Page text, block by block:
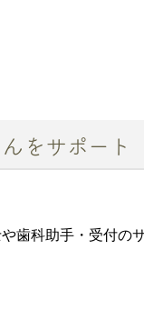
をサポート
歯科助手・受付の